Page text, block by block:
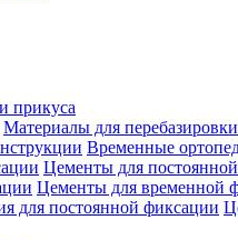
прикуса
Материалы для перебазировки
Временные
Цементы для
Цементы для временной